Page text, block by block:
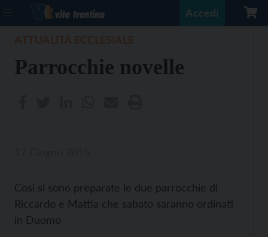
Accedi
Parrocchie novelle
Così si sono preparate le due parrocchie di
Riccardo e Mattia che sabato saranno ordinati
in Duomo